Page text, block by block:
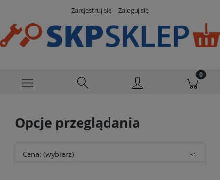
Zarejestruj się Zaloguj się
Opcje przeglądania
Cena: (wybierz)